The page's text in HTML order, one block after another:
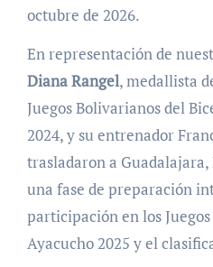
octubre de 2026.
En representación de
Diana Rangel, medallista
Juegos Bolivarianos del
2024, y su entrenador
trasladaron a
una fase de preparación
participación en los
Ayacucho 2025 y el